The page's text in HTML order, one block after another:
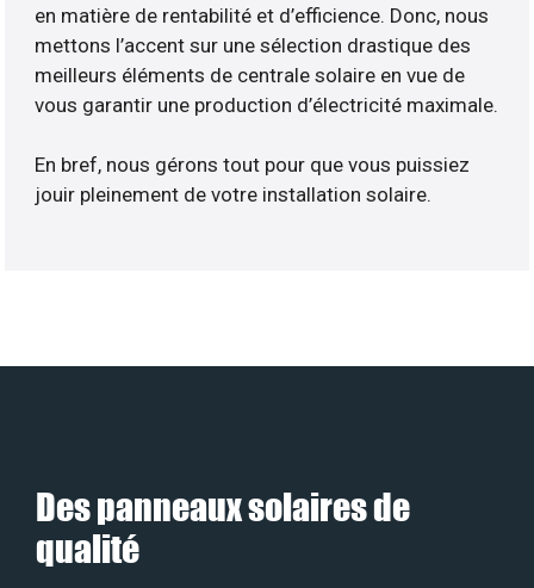
en matière de rentabilité et d’efficience. Donc, nous
mettons l’accent sur une sélection drastique des
meilleurs éléments de centrale solaire en vue de
vous garantir une production d’électricité maximale.
En bref, nous gérons tout pour que vous puissiez
jouir pleinement de votre installation solaire.
Des panneaux solaires de
qualité